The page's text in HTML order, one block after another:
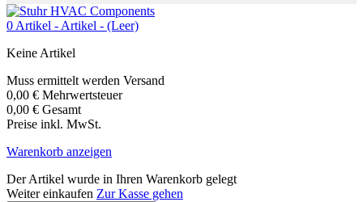
0 Artikel - Artikel - (Leer)
Keine Artikel
Muss ermittelt werden Versand
0,00 € Mehrwertsteuer
0,00 € Gesamt
Preise inkl. MwSt.
Warenkorb anzeigen
Der Artikel wurde in Ihren Warenkorb gelegt
Weiter einkaufen Zur Kasse gehen